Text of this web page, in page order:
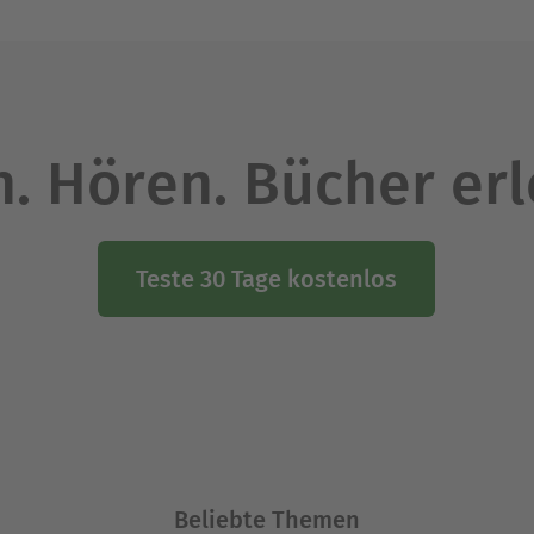
Hören. Bücher
Teste 30 Tage kostenlos
Beliebte Themen